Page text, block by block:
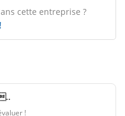
cette entreprise ?
!